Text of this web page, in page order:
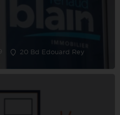
20 Bd Edouard Rey